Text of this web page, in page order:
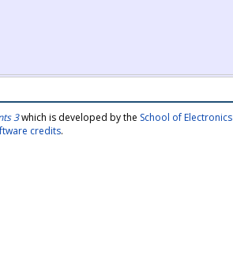
3which is developed by the School of
credits.